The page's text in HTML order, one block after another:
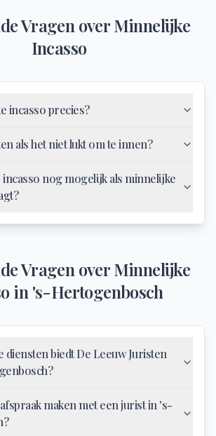
Vragen overMinnelijke
Incasso
incasso precies?
als het niet lukt om te innen?
nog mogelijk als minnelijke
Vragen overMinnelijke
in 's-Hertogenbosch
diensten biedt De Leeuw Juristen
maken met een jurist in 's-